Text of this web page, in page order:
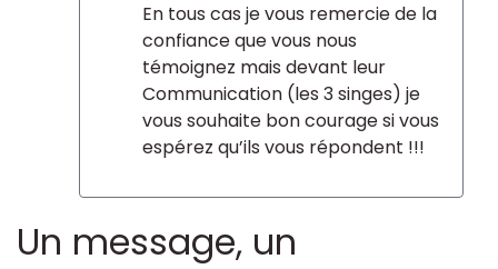
En tous cas je vous remercie de la
confiance que vous nous
témoignez mais devant leur
Communication (les 3 singes) je
vous souhaite bon courage si vous
espérez qu’ils vous répondent !!!
Un message, un